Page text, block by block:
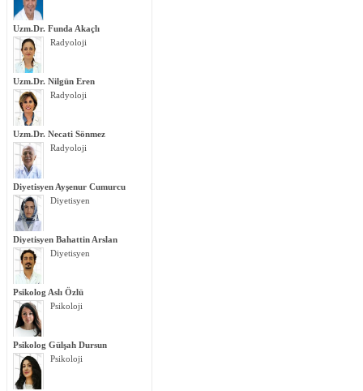
Uzm.Dr. Funda Akaçlı
Radyoloji
Uzm.Dr. Nilgün Eren
Radyoloji
Uzm.Dr. Necati Sönmez
Radyoloji
Diyetisyen Ayşenur Cumurcu
Diyetisyen
Diyetisyen Bahattin Arslan
Diyetisyen
Psikolog Aslı Özlü
Psikoloji
Psikolog Gülşah Dursun
Psikoloji